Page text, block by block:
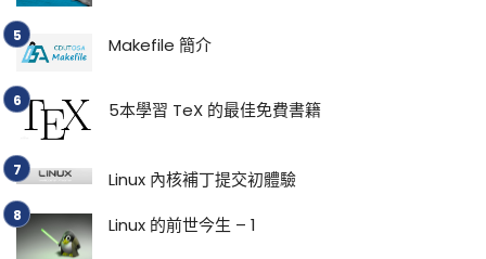
Makefile 簡介
5本學習 TeX 的最佳免費書籍
Linux 內核補丁提交初體驗
Linux 的前世今生 – 1